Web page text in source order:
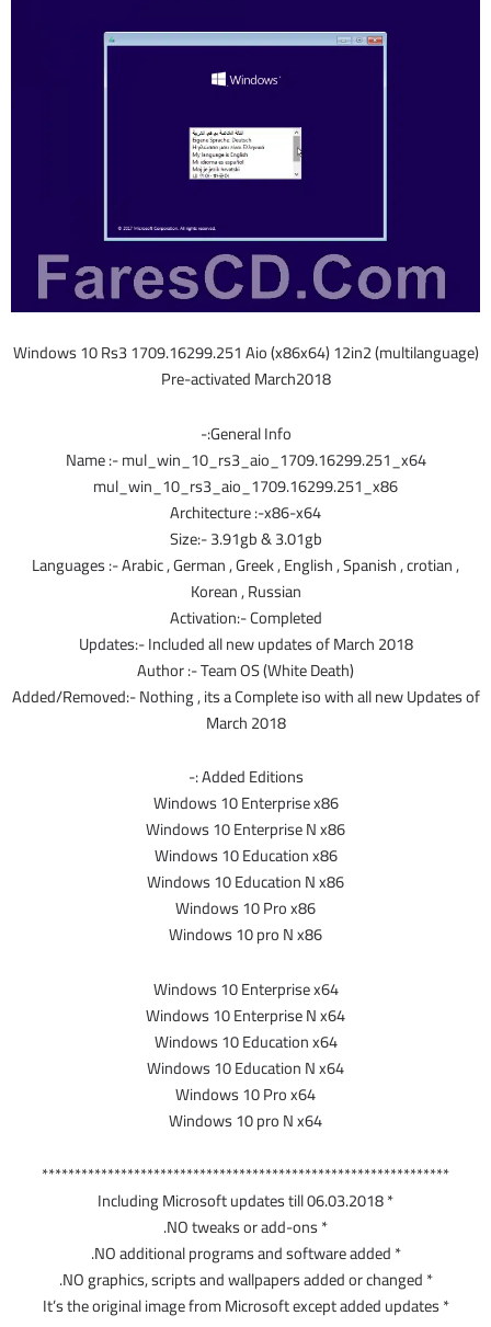
Windows 10 Rs3 1709.16299.251 Aio (x86x64) 12in2 (multilanguage)
Pre-activated March2018
General Info:-
Name :- mul_win_10_rs3_aio_1709.16299.251_x64
mul_win_10_rs3_aio_1709.16299.251_x86
Architecture :-x86-x64
Size:- 3.91gb & 3.01gb
Languages :- Arabic , German , Greek , English , Spanish , crotian ,
Korean , Russian
Activation:- Completed
Updates:- Included all new updates of March 2018
Author :- Team OS (White Death)
Added/Removed:- Nothing , its a Complete iso with all new Updates of
March 2018
Added Editions :-
Windows 10 Enterprise x86
Windows 10 Enterprise N x86
Windows 10 Education x86
Windows 10 Education N x86
Windows 10 Pro x86
Windows 10 pro N x86
Windows 10 Enterprise x64
Windows 10 Enterprise N x64
Windows 10 Education x64
Windows 10 Education N x64
Windows 10 Pro x64
Windows 10 pro N x64
**************************************************************
* Including Microsoft updates till 06.03.2018
* NO tweaks or add-ons.
* NO additional programs and software added.
* NO graphics, scripts and wallpapers added or changed.
* It’s the original image from Microsoft except added updates